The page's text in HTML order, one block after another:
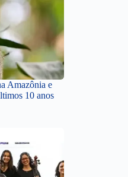
Amazônia e
10 anos